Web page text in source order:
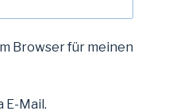
Browser für meinen
E-Mail.